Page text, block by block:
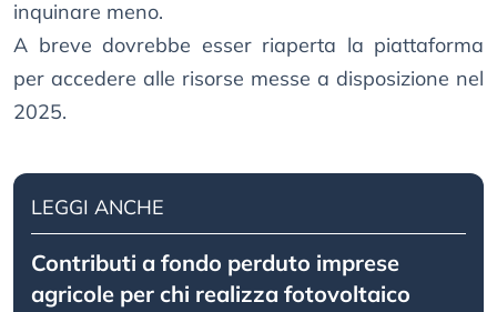
inquinare meno.
A breve dovrebbe esser riaperta la piattaforma
per accedere alle risorse messe a disposizione nel
2025.
LEGGI ANCHE
Contributi a fondo perduto imprese
agricole per chi realizza fotovoltaico